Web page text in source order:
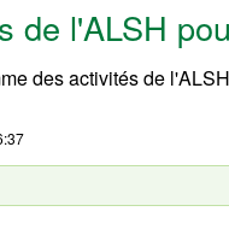
de l'ALSH
des activités de